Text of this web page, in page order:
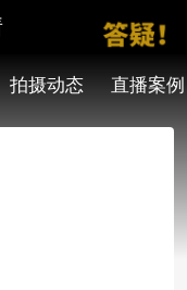
拍摄动态 直播案例